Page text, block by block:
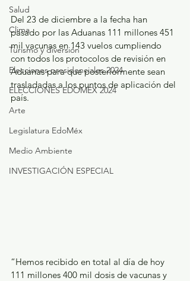
Salud
Clima
Turismo y diversión
Elecciones presidenciales 2024
ELECCIONES EDOMEX 2024
Arte
Legislatura EdoMéx
Medio Ambiente
INVESTIGACIÓN ESPECIAL
Del 23 de diciembre a la fecha han
pasado por las Aduanas 111 millones 451
mil vacunas en 143 vuelos cumpliendo
con todos los protocolos de revisión en
Aduanas para que posteriormente sean
trasladadas a los puntos de aplicación del
país.
“Hemos recibido en total al día de hoy
111 millones 400 mil dosis de vacunas y